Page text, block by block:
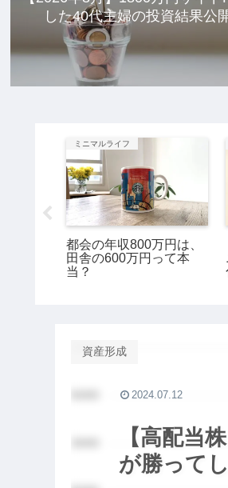
した40代主婦の投資結果公
ミニマルライフ
都会の年収800万円は、
田舎の600万円って本
当？
【高配当
が勝ってし
資産形成
2024.07.12